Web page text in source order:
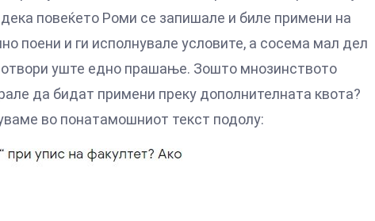
повеќето Роми се запишале и биле примени на
поени и ги исполнувале условите, а сосема мал дел
уште едно прашање. Зошто мнозинството
да бидат примени преку дополнителната квота?
во понатамошниот текст подолу: